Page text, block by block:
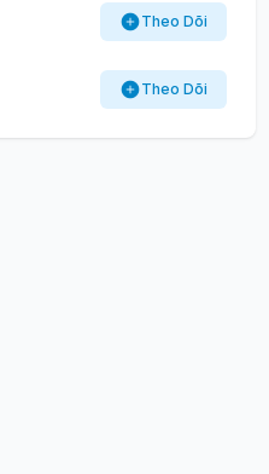
Theo Dõi
Theo Dõi